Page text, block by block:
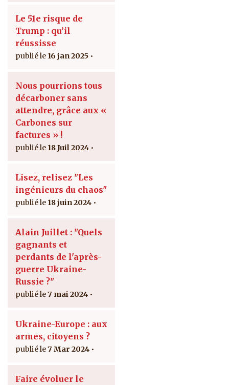
Le 51e risque de
Trump : qu’il
réussisse
16 jan 2025
Nous pourrions tous
décarboner sans
attendre, grâce aux «
Carbones sur
factures » !
18 Juil 2024
Lisez, relisez "Les
ingénieurs du chaos"
18 juin 2024
Alain Juillet : "Quels
gagnants et
perdants de l'après-
guerre Ukraine-
Russie ?"
7 mai 2024
Ukraine-Europe : aux
armes, citoyens ?
7 Mar 2024
Faire évoluer le